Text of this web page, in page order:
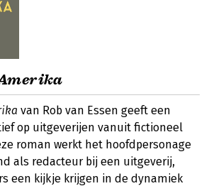
van Rob van Essen geeft een
op uitgeverijen vanuit fictioneel
roman werkt het hoofdpersonage
als redacteur bij een uitgeverij,
een kijkje krijgen in de dynamiek